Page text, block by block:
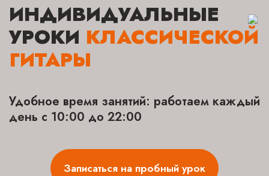
ИНДИВИДУАЛЬНЫЕ
УРОКИ КЛАССИЧЕСКОЙ
ГИТАРЫ
Удобное время занятий: работаем каждый
день с 10:00 до 22:00
Записаться на пробный урок